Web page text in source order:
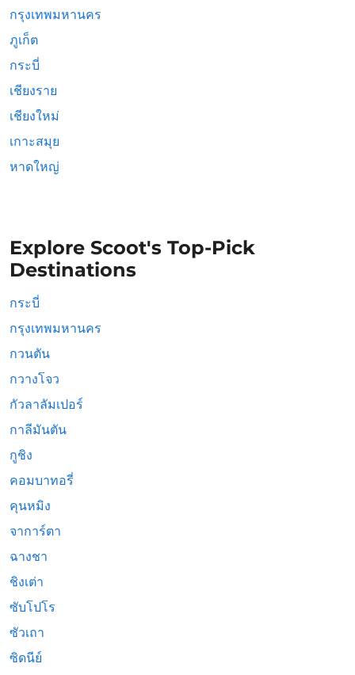
กรุงเทพมหานคร
ภูเก็ต
กระบี่
เชียงราย
เชียงใหม่
เกาะสมุย
หาดใหญ่
Explore Scoot's Top-Pick
Destinations
กระบี่
กรุงเทพมหานคร
กวนตัน
กวางโจว
กัวลาลัมเปอร์
กาลีมันตัน
กูชิง
คอมบาทอรี่
คุนหมิง
จาการ์ตา
ฉางชา
ชิงเต่า
ซับโปโร
ซัวเถา
ซิดนีย์